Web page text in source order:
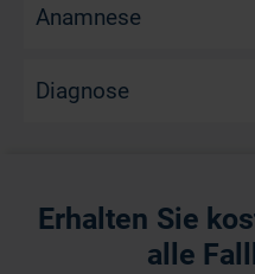
Anamnese
Diagnose
Der Wundverlauf
Erhalten Sie
alle